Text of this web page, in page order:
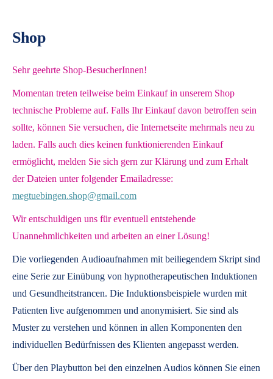
Shop
Sehr geehrte Shop-BesucherInnen!
Momentan treten teilweise beim Einkauf in unserem Shop
technische Probleme auf. Falls Ihr Einkauf davon betroffen sein
sollte, können Sie versuchen, die Internetseite mehrmals neu zu
laden. Falls auch dies keinen funktionierenden Einkauf
ermöglicht, melden Sie sich gern zur Klärung und zum Erhalt
der Dateien unter folgender Emailadresse:
megtuebingen.shop@gmail.com
Wir entschuldigen uns für eventuell entstehende
Unannehmlichkeiten und arbeiten an einer Lösung!
Die vorliegenden Audioaufnahmen mit beiliegendem Skript sind
eine Serie zur Einübung von hypnotherapeutischen Induktionen
und Gesundheitstrancen. Die Induktionsbeispiele wurden mit
Patienten live aufgenommen und anonymisiert. Sie sind als
Muster zu verstehen und können in allen Komponenten den
individuellen Bedürfnissen des Klienten angepasst werden.
Über den Playbutton bei den einzelnen Audios können Sie einen